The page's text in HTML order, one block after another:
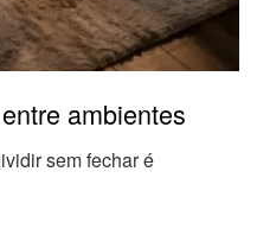
ambientes
sem fechar é